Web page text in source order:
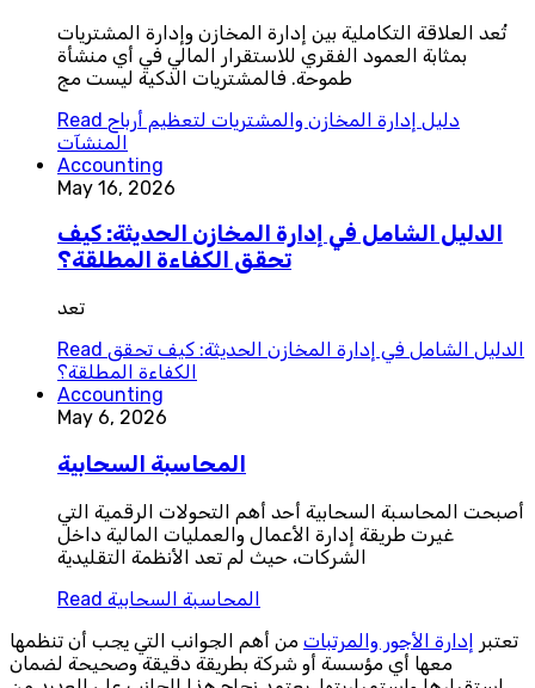
تُعد العلاقة التكاملية بين إدارة المخازن وإدارة المشتريات
بمثابة العمود الفقري للاستقرار المالي في أي منشأة
طموحة. فالمشتريات الذكية ليست مج
Read دليل إدارة المخازن والمشتريات لتعظيم أرباح
المنشآت
Accounting
May 16, 2026
الدليل الشامل في إدارة المخازن الحديثة: كيف
تحقق الكفاءة المطلقة؟
تعد
Read الدليل الشامل في إدارة المخازن الحديثة: كيف تحقق
الكفاءة المطلقة؟
Accounting
May 6, 2026
المحاسبة السحابية
أصبحت المحاسبة السحابية أحد أهم التحولات الرقمية التي
غيرت طريقة إدارة الأعمال والعمليات المالية داخل
الشركات، حيث لم تعد الأنظمة التقليدية
Read المحاسبة السحابية
تعتبر إدارة الأجور والمرتبات من أهم الجوانب التي يجب أن تنظمها
معها أي مؤسسة أو شركة بطريقة دقيقة وصحيحة لضمان